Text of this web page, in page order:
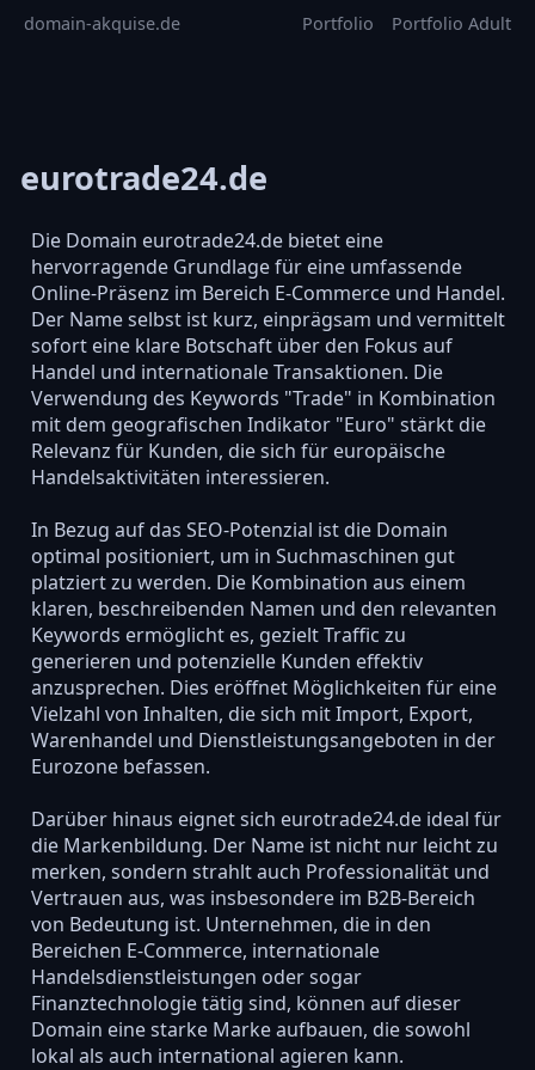
domain-akquise.de Portfolio Portfolio Adult
eurotrade24.de
Die Domain eurotrade24.de bietet eine
hervorragende Grundlage für eine umfassende
Online-Präsenz im Bereich E-Commerce und Handel.
Der Name selbst ist kurz, einprägsam und vermittelt
sofort eine klare Botschaft über den Fokus auf
Handel und internationale Transaktionen. Die
Verwendung des Keywords "Trade" in Kombination
mit dem geografischen Indikator "Euro" stärkt die
Relevanz für Kunden, die sich für europäische
Handelsaktivitäten interessieren.
In Bezug auf das SEO-Potenzial ist die Domain
optimal positioniert, um in Suchmaschinen gut
platziert zu werden. Die Kombination aus einem
klaren, beschreibenden Namen und den relevanten
Keywords ermöglicht es, gezielt Traffic zu
generieren und potenzielle Kunden effektiv
anzusprechen. Dies eröffnet Möglichkeiten für eine
Vielzahl von Inhalten, die sich mit Import, Export,
Warenhandel und Dienstleistungsangeboten in der
Eurozone befassen.
Darüber hinaus eignet sich eurotrade24.de ideal für
die Markenbildung. Der Name ist nicht nur leicht zu
merken, sondern strahlt auch Professionalität und
Vertrauen aus, was insbesondere im B2B-Bereich
von Bedeutung ist. Unternehmen, die in den
Bereichen E-Commerce, internationale
Handelsdienstleistungen oder sogar
Finanztechnologie tätig sind, können auf dieser
Domain eine starke Marke aufbauen, die sowohl
lokal als auch international agieren kann.